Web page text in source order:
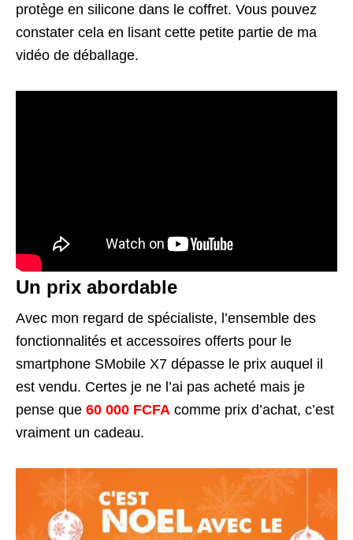
protège en silicone dans le coffret. Vous pouvez
constater cela en lisant cette petite partie de ma
vidéo de déballage.
Un prix abordable
Avec mon regard de spécialiste, l’ensemble des
fonctionnalités et accessoires offerts pour le
smartphone SMobile X7 dépasse le prix auquel il
est vendu. Certes je ne l’ai pas acheté mais je
pense que 60 000 FCFA comme prix d’achat, c’est
vraiment un cadeau.